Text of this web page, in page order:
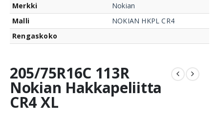
Merkki
Nokian
Malli
NOKIAN HKPL CR4
Rengaskoko
205/75R16C 113R
Nokian Hakkapeliitta
CR4 XL